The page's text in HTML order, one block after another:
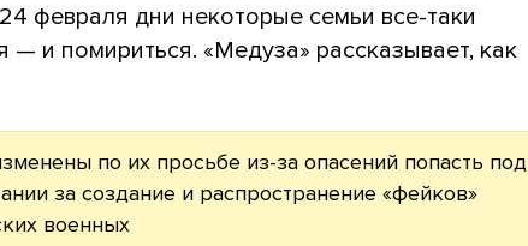
февраля дни некоторые семьи все-таки
— и помириться. «Медуза» рассказывает, как
по их просьбе из-за опасений попасть под
за создание и распространение «фейков»
военных